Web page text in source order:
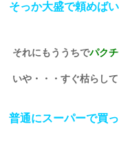
そっか大盛で頼めば
それにもううちでパク
いや・・・すぐ枯らし
普通にスーパーで買